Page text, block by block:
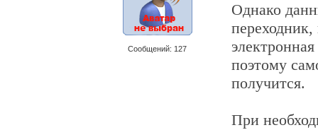
Сообщений: 127
Однако
поэтому
получится.
При